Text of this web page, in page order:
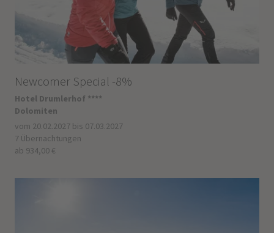
Newcomer Special -8%
Hotel Drumlerhof ****
Dolomiten
vom 20.02.2027 bis 07.03.2027
7 Übernachtungen
ab 934,00 €